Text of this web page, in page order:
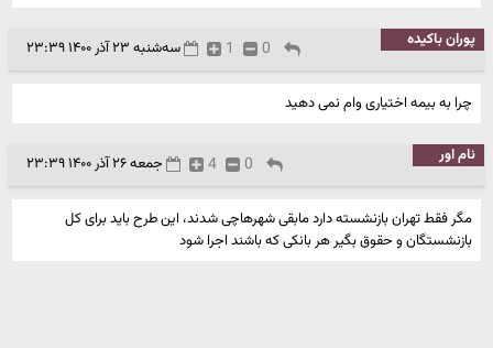
پوران باکیده سه‌شنبه ۲۳ آذر ۱۴۰۰ ۲۳:۳۹ 0
1
چرا به بیمه اختیاری وام نمی دهید
نام اور جمعه ۲۶ آذر ۱۴۰۰ ۲۳:۳۹ 0
4
مگر فقط تهران بازنشسته دارد مابقی شهرهاچی شدند، این طرح باید برای کل
بازنشستگان و حقوق بگیر هر بانکی که باشند اجرا شود